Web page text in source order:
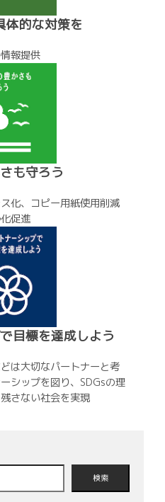
体的な対策を
報提供
も守ろう
化、コピー用紙使用削減
促進
目標を達成しよう
は大切なパートナーと考
シップを図り、SDGsの理
さない社会を実現
検索